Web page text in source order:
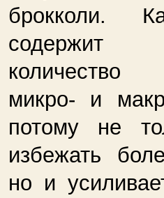
брокколи.
содержит
микро- и
потому не
избежать
но и